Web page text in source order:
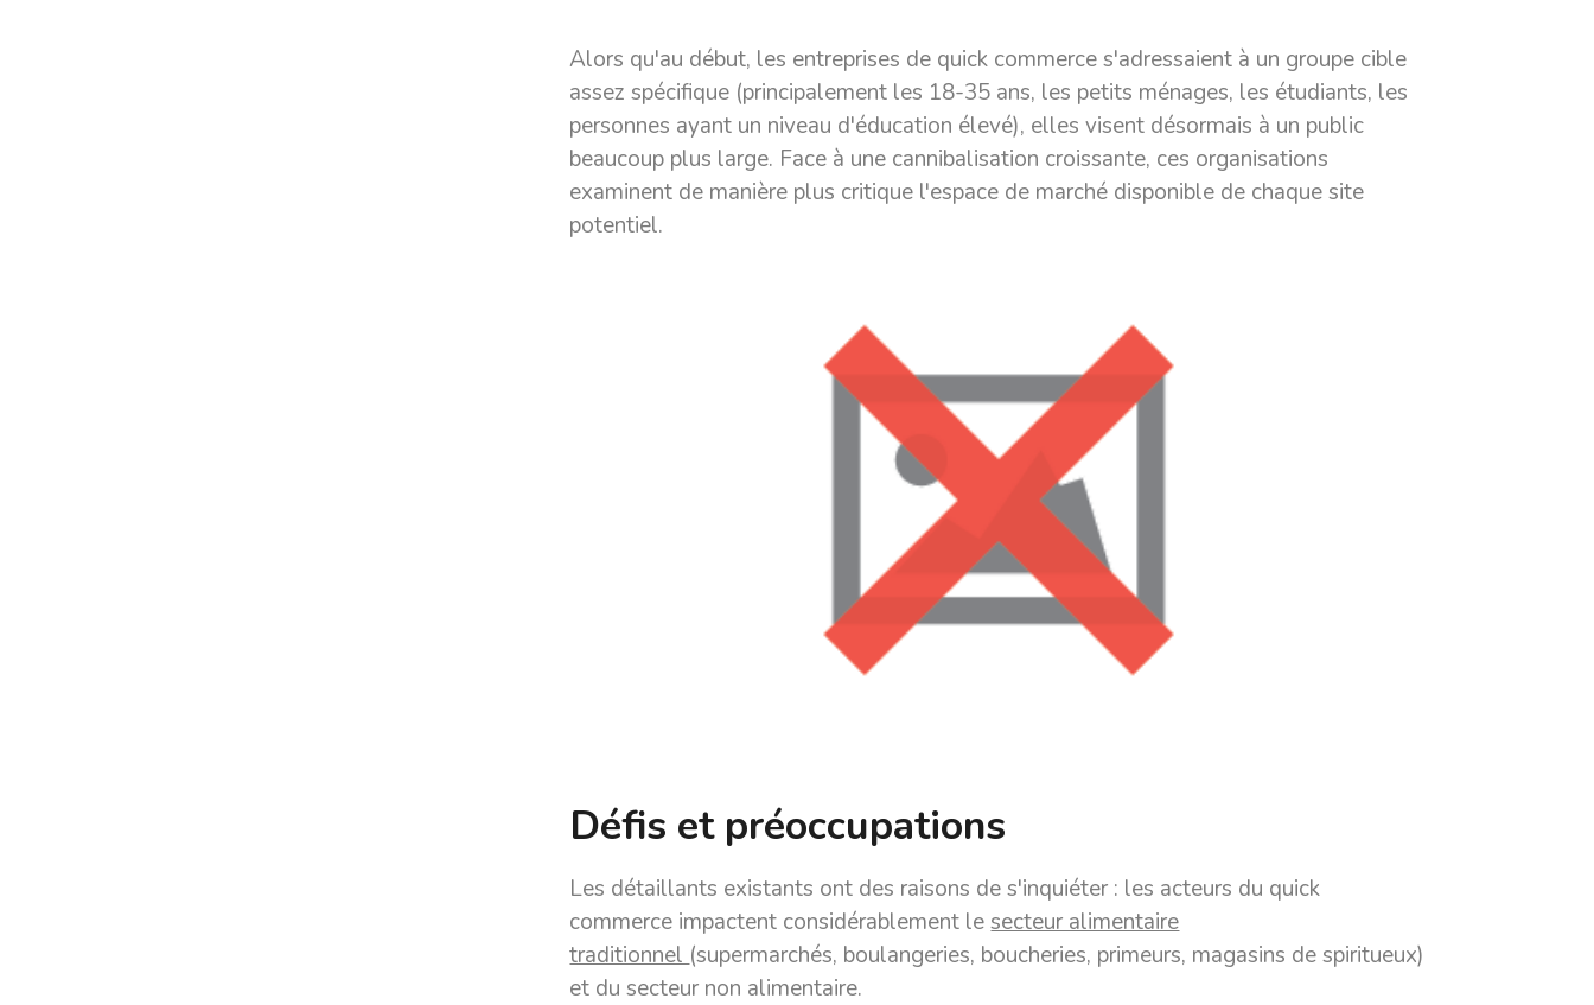
Alors qu'au début, les entreprises de quick commerce s'adressaient à un groupe cible
assez spécifique (principalement les 18-35 ans, les petits ménages, les étudiants, les
personnes ayant un niveau d'éducation élevé), elles visent désormais à un public
beaucoup plus large. Face à une cannibalisation croissante, ces organisations
examinent de manière plus critique l'espace de marché disponible de chaque site
potentiel.
Défis et préoccupations
Les détaillants existants ont des raisons de s'inquiéter : les acteurs du quick
commerce impactent considérablement lesecteur alimentaire
traditionnel (supermarchés, boulangeries, boucheries, primeurs, magasins de spiritueux)
et du secteur non alimentaire.